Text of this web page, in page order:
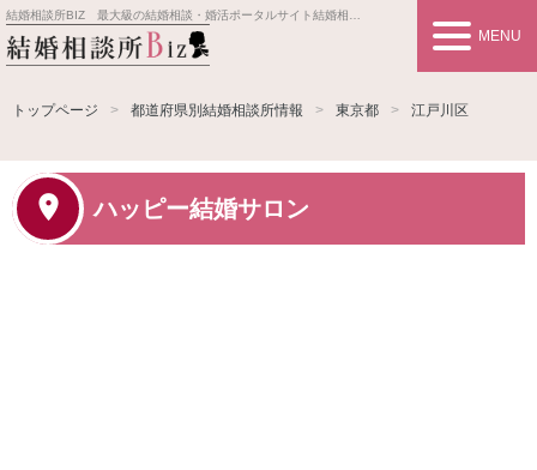
結婚相談所BIZ 最大級の結婚相談・婚活ポータルサイト結婚相談所事業者情報や婚活お見合いの悩み、対策を紹介します。
MENU
トップページ 都道府県別結婚相談所情報 東京都 江戸川区
ハッピー結婚サロン